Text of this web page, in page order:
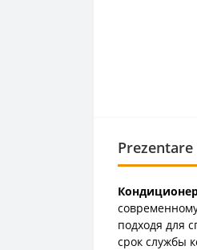
подходя для
срок службы